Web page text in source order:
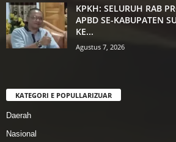
KPKH: SELURUH RAB
APBD SE-KABUPATEN
KE...
Agustus 7, 2026
KATEGORI E POPULLARIZUAR
Daerah
Nasional